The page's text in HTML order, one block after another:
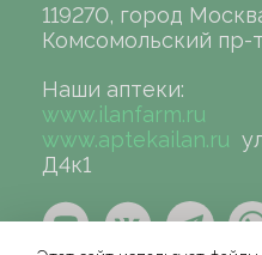
119270, город
Комсомольский пр-
Наши аптеки:
www.ilanfarm.ru
www.aptekailan.ru
Д4к1